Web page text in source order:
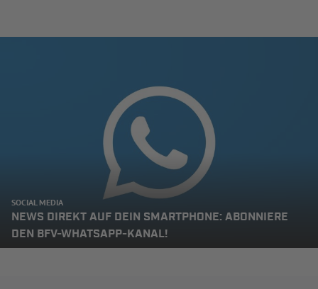
SOCIAL MEDIA
NEWS DIREKT AUF DEIN SMARTPHONE: ABONNIERE
DEN BFV-WHATSAPP-KANAL!